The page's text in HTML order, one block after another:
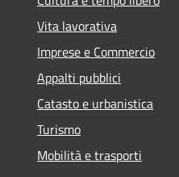
Vita lavorativa
Imprese e Commercio
Appalti pubblici
Catasto e urbanistica
Turismo
Mobilità e trasporti